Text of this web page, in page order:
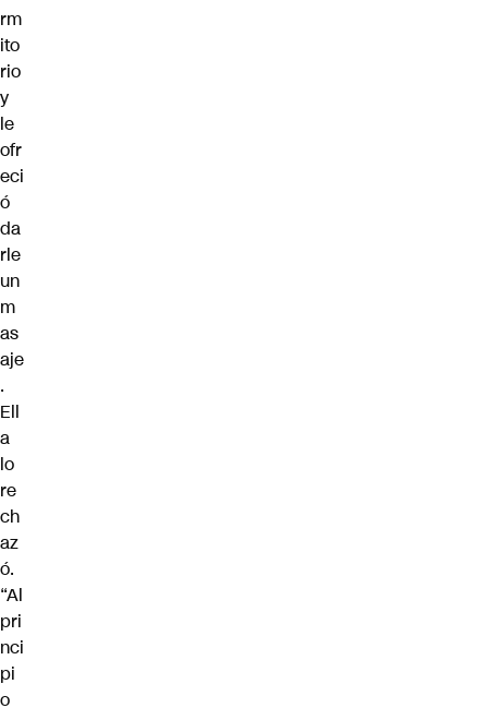
rm
ito
rio
y
le
ofr
eci
ó
da
rle
un
m
as
aje
.
Ell
a
lo
re
ch
az
ó.
“Al
pri
nci
pi
o